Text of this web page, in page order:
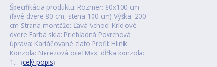
Špecifikácia produktu: Rozmer: 80x100 cm
(ľavé dvere 80 cm, stena 100 cm) Výška: 200
cm Strana montáže: Ľavá Vchod: Krídlové
dvere Farba skla: Priehľadná Povrchová
úprava: Kartáčované zlato Profil: Hliník
Konzola: Nerezová oceľ Max. dĺžka konzola:
1… (celý popis)